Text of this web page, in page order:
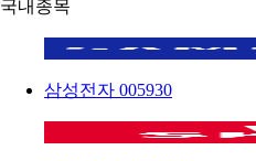
국내종목
삼성전자 005930